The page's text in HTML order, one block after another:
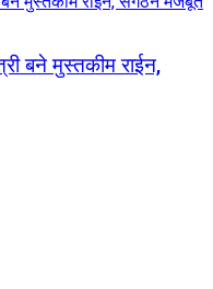
बने मुस्तकीम राईन,